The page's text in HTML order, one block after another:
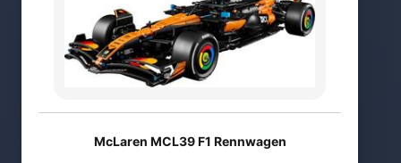
McLaren MCL39 F1 Rennwagen